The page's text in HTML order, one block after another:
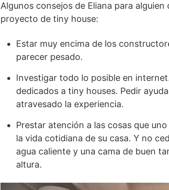
Algunos consejos de Eliana para
proyecto de tiny house:
Estar muy encima de los
parecer pesado.
Investigar todo lo posible en
dedicados a tiny houses. Pedir
atravesado la experiencia.
Prestar atención a las cosas que
la vida cotidiana de su casa. Y no
agua caliente y una cama de buen
altura.